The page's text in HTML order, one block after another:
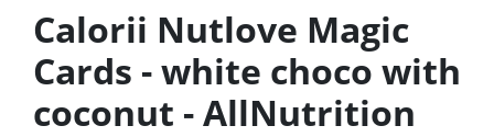
Calorii Nutlove Magic
Cards - white choco with
coconut - AllNutrition